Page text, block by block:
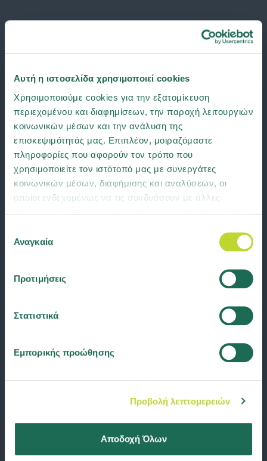
Αυτή η ιστοσελίδα χρησιμοποιεί cookies
Χρησιμοποιούμε cookies για την εξατομίκευση
περιεχομένου και διαφημίσεων, την παροχή λειτουργιών
κοινωνικών μέσων και την ανάλυση της
επισκεψιμότητάς μας. Επιπλέον, μοιραζόμαστε
πληροφορίες που αφορούν τον τρόπο που
χρησιμοποιείτε τον ιστότοπό μας με συνεργάτες
κοινωνικών μέσων, διαφήμισης και αναλύσεων, οι
οποίοι ενδεχομένως να τις συνδυάσουν με άλλες
των υπηρεσιών τους. Μάθετε περισσότερα για τα
συγκατάθεσης
Αναγκαία
Προτιμήσεις
Στατιστικά
Εμπορικής προώθησης
Προβολή λεπτομερειών
Αποδοχή Όλων
Υγεία
Αυτοκίνητο
Αποταμίευση & Επένδυση
Σκάφος αναψυχής